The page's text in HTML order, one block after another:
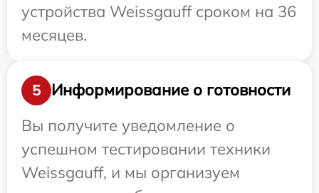
устройства Weissgauff сроком на 36
месяцев.
5
Информирование о готовности
Вы получите уведомление о
успешном тестировании техники
Weissgauff, и мы организуем